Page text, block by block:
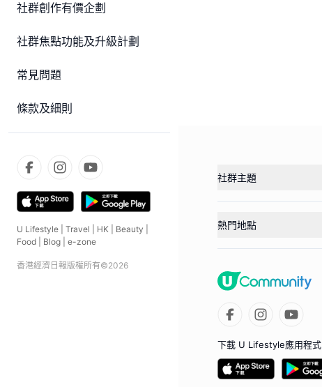
社群創作有價企劃
社群焦點功能及升級計劃
常見問題
條款及細則
U Lifestyle Travel HK Beauty
Food
Blog e-zone
香港經濟日報版權所有©2026
社群主題
熱門地點
下載 U Lifestyle應用程式